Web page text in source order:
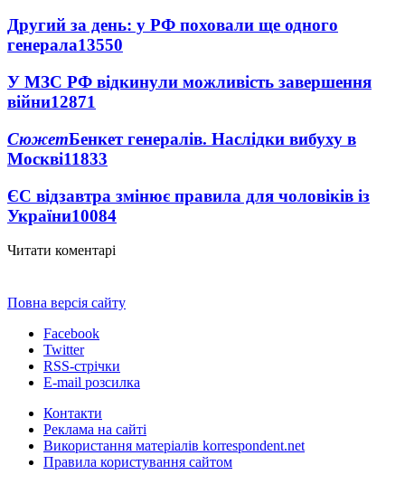
Другий за день: у РФ поховали ще одного
генерала13550
У МЗС РФ відкинули можливість завершення
війни12871
СюжетБенкет генералів. Наслідки вибуху в
Москві11833
ЄС відзавтра змінює правила для чоловіків із
України10084
Читати коментарі
Повна версія сайту
Facebook
Twitter
RSS-стрічки
E-mail розсилка
Контакти
Реклама на сайті
Використання матеріалів korrespondent.net
Правила користування сайтом